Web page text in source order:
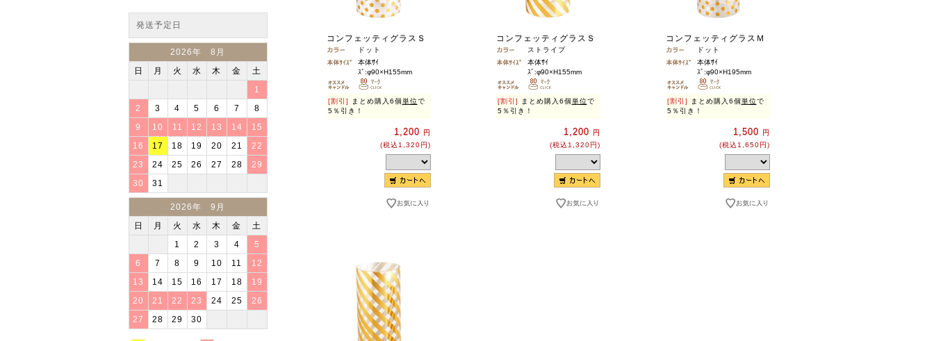
コンフェッティグラスＳ
ドット
本体ｻｲ
ｽﾞ:φ90×H155mm
[割引] まとめ購入6個 単位で
5％引き！
1,200
円
(税込1,320円)
コンフェッティグラスＳ
ストライプ
本体ｻｲ
ｽﾞ:φ90×H155mm
[割引] まとめ購入6個 単位で
5％引き！
1,200
円
(税込1,320円)
コンフェッティグラスＭ
ドット
本体ｻｲ
ｽﾞ:φ90×H195mm
[割引] まとめ購入6個 単位で
5％引き！
1,500
円
(税込1,650円)
発送予定日
2026年 8月
日 月 火 水 木 金 土
1
2 3 4 5 6 7 8
9 10 11 12 13 14 15
16 17 18 19 20 21 22
23 24 25 26 27 28 29
30 31
2026年 9月
日 月 火 水 木 金 土
1 2 3 4 5
6 7 8 9 10 11 12
13 14 15 16 17 18 19
20 21 22 23 24 25 26
27 28 29 30